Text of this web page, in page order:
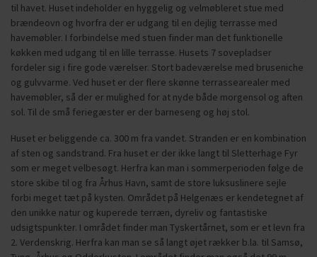
til havet. Huset indeholder en hyggelig og velmøbleret stue med
brændeovn og hvorfra der er udgang til en dejlig terrasse med
havemøbler. I forbindelse med stuen finder man det funktionelle
køkken med udgang til en lille terrasse. Husets 7 sovepladser
fordeler sig i fire gode værelser. Stort badeværelse med bruseniche
og gulvvarme. Ved huset er der flere skønne terrassearealer med
havemøbler, så der er mulighed for at nyde både morgensol og aften
sol. Til de små feriegæster er der barneseng og høj stol.
Huset er beliggende ca. 300 m fra vandet. Stranden er en kombination
af sten og sandstrand. Fra huset er der ikke langt til Sletterhage Fyr
som er meget velbesøgt. Herfra kan man i sommerperioden følge de
store skibe til og fra Århus Havn, samt de store luksuslinere sejle
forbi meget tæt på kysten. Området på Helgenæs er kendetegnet af
den unikke natur og kuperede terræn, dyreliv og fantastiske
udsigtspunkter. I området finder man Tyskertårnet, som er et levn fra
2. Verdenskrig. Herfra kan man se så langt øjet rækker b.la. til Samsø,